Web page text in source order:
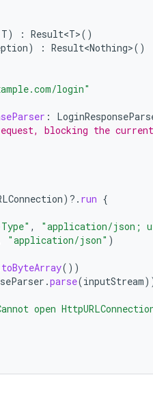
T) : Result<T>()
) : Result<Nothing>()
login"
:
blocking the
) ?. run {
, "application/json;
"application/json" )
toByteArray())
.parse(inputStream
open